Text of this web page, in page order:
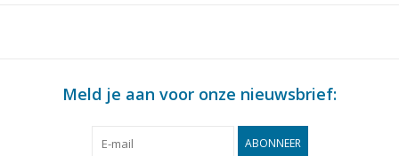
Meld je aan voor onze nieuwsbrief:
ABONNEER